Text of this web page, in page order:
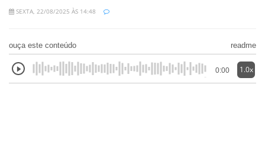
SEXTA, 22/08/2025 ÀS 14:48
ouça este conteúdo readme
0:00 1.0x